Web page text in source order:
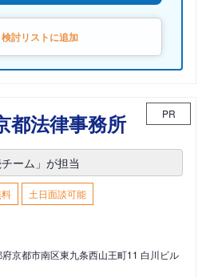
検討リストに追加
都法律事務所 PR
ーム」が担当
土日面談可能
府京都市南区東九条西山王町11 白川ビル